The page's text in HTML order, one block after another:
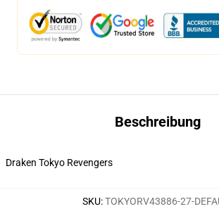
Beschreibung
Draken Tokyo Revengers
SKU:TOKYORV43886-27-